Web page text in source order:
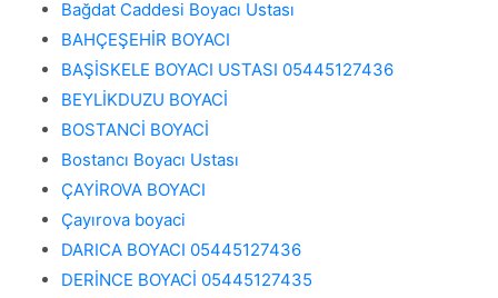
Bağdat Caddesi Boyacı Ustası
BAHÇEŞEHİR BOYACI
BAŞİSKELE BOYACI USTASI 05445127436
BEYLİKDUZU BOYACİ
BOSTANCİ BOYACİ
Bostancı Boyacı Ustası
ÇAYİROVA BOYACI
Çayırova boyaci
DARICA BOYACI 05445127436
DERİNCE BOYACİ 05445127435